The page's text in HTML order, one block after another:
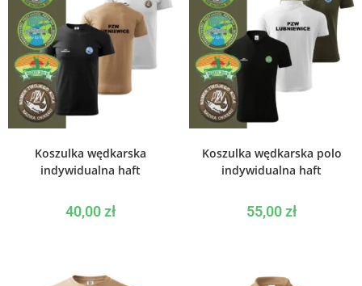
Koszulka wędkarska
indywidualna haft
40,00zł
Koszulka wędkarska polo
indywidualna haft
55,00zł